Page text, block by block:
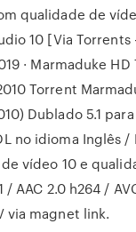
qualidade de
10 [Via Torrents
· Marmaduke HD
Torrent
Dublado 5.1
no idioma Inglês /
vídeo 10 e
/ AAC 2.0 h264 /
via magnet link.